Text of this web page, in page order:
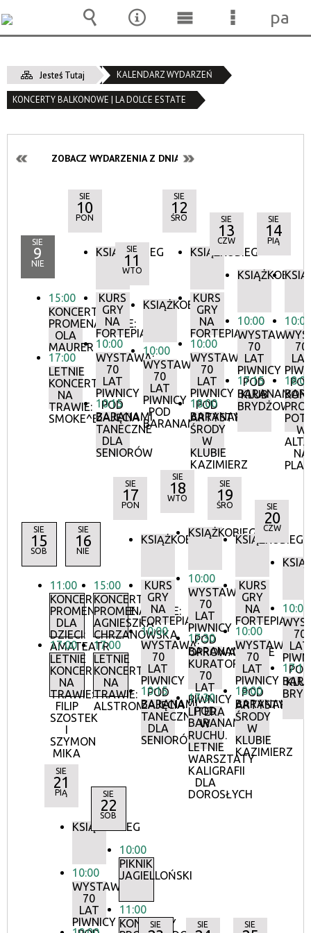
Jesteś Tutaj KALENDARZ WYDARZEŃ
KONCERTY BALKONOWE | LA DOLCE ESTATE
ZOBACZ WYDARZENIA Z DNIA:
SIE
9
NIE
15:00
KONCERTY
PROMENADOWE:
OLA
MAURER
17:00
LETNIE
KONCERTY
NA
TRAWIE:
SMOKE^BLUES
SIE
10
PON
KSIĄŻKOBIEG
KURS
GRY
NA
FORTEPIANIE
10:00
WYSTAWA:
70
LAT
PIWNICY
POD
BARANAMI
10:15
ZAJĘCIA
TANECZNE
DLA
SENIORÓW
SIE
11
WTO
KSIĄŻKOBIEG
10:00
WYSTAWA:
70
LAT
PIWNICY
POD
BARANAMI
SIE
12
ŚRO
KSIĄŻKOBIEG
KURS
GRY
NA
FORTEPIANIE
10:00
WYSTAWA:
70
LAT
PIWNICY
POD
BARANAMI
18:00
ARTYSTYCZNE
ŚRODY
W
KLUBIE
KAZIMIERZ
SIE
13
CZW
KSIĄŻKOBIEG
10:00
WYSTAWA:
70
LAT
PIWNICY
POD
BARANAMI
17:15
KLUB
BRYDŻOWY
SIE
14
PIĄ
10:00
70
LAT
18:00
W
NA
SIE
15
SOB
11:00
KONCERTY
PROMENADOWE
DLA
DZIECI:
AMATEATR
17:00
LETNIE
KONCERTY
NA
TRAWIE:
FILIP
SZOSTEK
I
SZYMON
MIKA
SIE
16
NIE
15:00
KONCERTY
PROMENADOWE:
AGNIESZKA
CHRZANOWSKA
17:00
LETNIE
KONCERTY
NA
TRAWIE:
ALSTROMERIE
SIE
17
PON
KSIĄŻKOBIEG
KURS
GRY
NA
FORTEPIANIE
10:00
WYSTAWA:
70
LAT
PIWNICY
POD
BARANAMI
10:15
ZAJĘCIA
TANECZNE
DLA
SENIORÓW
SIE
18
WTO
KSIĄŻKOBIEG
10:00
WYSTAWA:
70
LAT
PIWNICY
POD
BARANAMI
17:30
OPROWADZANIE
KURATORSKIE:
70
LAT
PIWNICY
POD
BARANAMI
17:30
LITERA
W
RUCHU.
LETNIE
WARSZTATY
KALIGRAFII
DLA
DOROSŁYCH
SIE
19
ŚRO
KSIĄŻKOBIEG
KURS
GRY
NA
FORTEPIANIE
10:00
WYSTAWA:
70
LAT
PIWNICY
POD
BARANAMI
18:00
ŚRODY
W
KLUBIE
KAZIMIERZ
SIE
20
CZW
10:00
70
LAT
POD
17:15
SIE
21
PIĄ
KSIĄŻKOBIEG
10:00
WYSTAWA:
70
LAT
PIWNICY
SIE
22
SOB
10:00
PIKNIK
JAGIELLOŃSKI
11:00
KONCERTY
SIE SIE SIE
Wyszukiwarka
Narzędzia
MenuMenu